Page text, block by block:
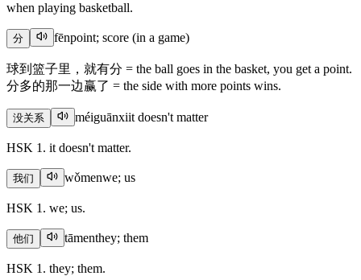
when playing basketball.
分 fēnpoint; score (in a game)
球到篮子里，就有分 = the ball goes in the basket, you get a point.
分多的那一边赢了 = the side with more points wins.
没关系 méiguānxiit doesn't matter
HSK 1. it doesn't matter.
我们 wǒmenwe; us
HSK 1. we; us.
他们 tāmenthey; them
HSK 1. they; them.